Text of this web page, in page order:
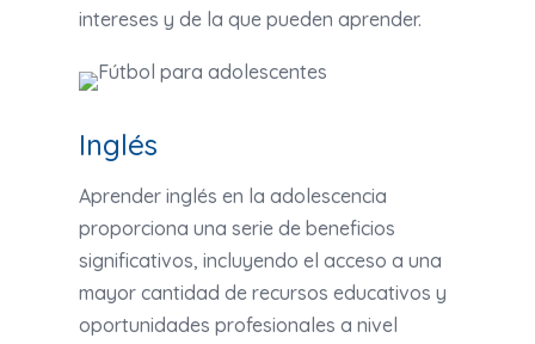
intereses y de la que pueden aprender.
Inglés
Aprender inglés en la adolescencia
proporciona una serie de beneficios
significativos, incluyendo el acceso a una
mayor cantidad de recursos educativos y
oportunidades profesionales a nivel